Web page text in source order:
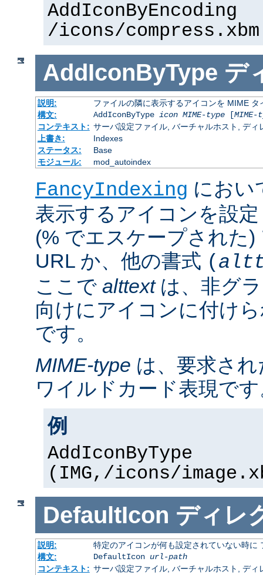
AddIconByEncoding
/icons/
AddIconByType デ
説明:
ファイルの隣に表示するアイコンを MIME タ
構文:
AddIconByType icon MIME-type[MIME-
コンテキスト: サーバ設定ファイル, バーチャルホスト, ディ
上書き:
Indexes
ステータス:
Base
モジュール:
mod_autoindex
FancyIndexing におい
表示するアイコンを設
(% でエスケープされた
URL か、他の書式 (
ここで alttextは、非グ
向けにアイコンに付け
です。
MIME-type は、要求さ
ワイルドカード表現で
例
AddIconByType
(IMG,/icons/
DefaultIcon ディレ
説明:
特定のアイコンが何も設定されていない時に
構文:
DefaultIcon url-path
コンテキスト: サーバ設定ファイル, バーチャルホスト, ディ